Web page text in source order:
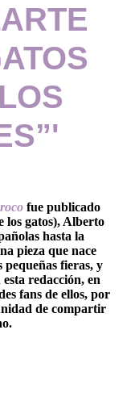
fue publicado
los gatos), Alberto
hasta la
pieza que nace
pequeñas fieras, y
redacción, en
fans de ellos, por
de compartir